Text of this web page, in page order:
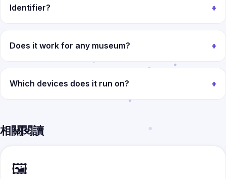
Identifier?
Does it work for any museum?
Which devices does it run on?
相關閱讀
🖼️